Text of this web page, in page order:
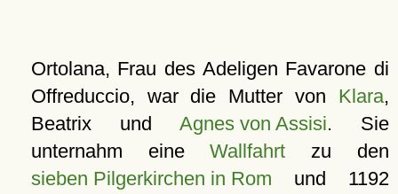
Ortolana, Frau des Adeligen Favarone di
Offreduccio, war die Mutter von Klara,
Beatrix undAgnes von Assisi. Sie
unternahm eineWallfahrt zu den
sieben Pilgerkirchen in Rom und 1192